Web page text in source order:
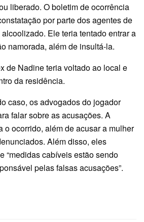
liberado. O boletim de ocorrência
por parte dos agentes de
Ele teria tentado entrar a
namorada, além de insultá-la.
de Nadine teria voltado ao local e
da residência.
caso, os advogados do jogador
falar sobre as acusações. A
o ocorrido, além de acusar a mulher
Além disso, eles
“medidas cabíveis estão sendo
pelas falsas acusações”.